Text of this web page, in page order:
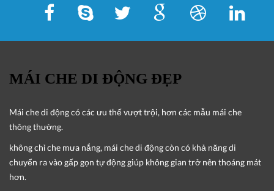
MÁI CHE DI ĐỘNG ĐẸP
Mái che di độngcó các ưu thế vượt trội, hơn các mẫu mái che
thông thường.
không chỉ che mưa nắng, mái che di động còn có khả năng di
chuyển ra vào gấp gọn tự động giúp không gian trở nên thoáng mát
hơn.